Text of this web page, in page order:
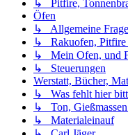
↳ Pitfire,
Öfen
↳ Allgemeine
↳ Rakuofen, Pitfire
↳ Mein Ofen, und
↳ Steuerungen
Werstatt, Bücher,
↳ Was fehlt hier
↳ Ton, Gießmassen
↳ Materialeinauf